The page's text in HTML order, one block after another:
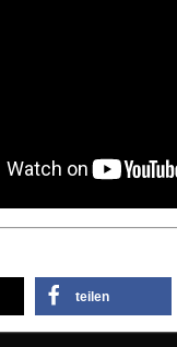
teilen